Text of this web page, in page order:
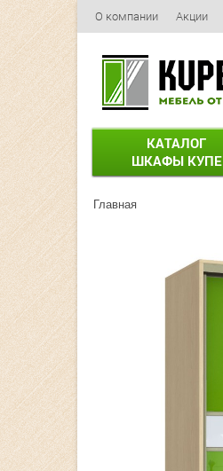
О компании Акции
КАТАЛОГ
ШКАФЫ КУПЕ
Главная